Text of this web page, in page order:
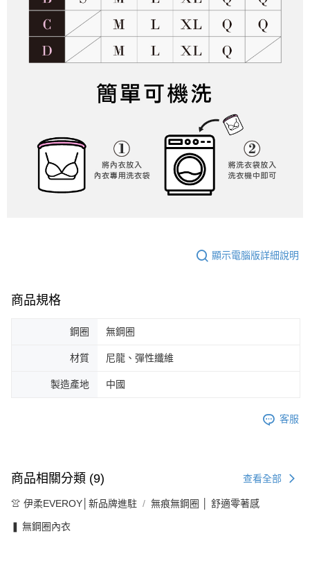
顯示電腦版詳細說明
商品規格
鋼圈 無鋼圈
材質 尼龍、彈性纖維
製造產地 中國
客服
商品相關分類 (9) 查看全部
👚 伊柔EVEROY│新品牌進駐 無痕無鋼圈 │ 舒適零著感
❚ 無鋼圈內衣